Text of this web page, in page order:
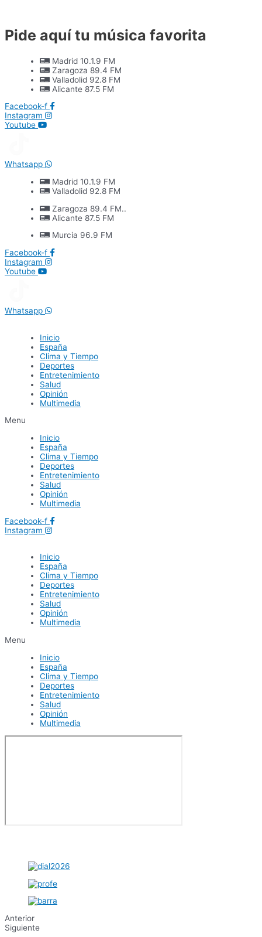
contenido
Pide aquí tu música favorita
Madrid 10.1.9 FM
Zaragoza 89.4 FM
Valladolid 92.8 FM
Alicante 87.5 FM
Facebook-f
Instagram
Youtube
Whatsapp
Madrid 10.1.9 FM
Valladolid 92.8 FM
Zaragoza 89.4 FM..
Alicante 87.5 FM
Murcia 96.9 FM
Facebook-f
Instagram
Youtube
Whatsapp
Inicio
España
Clima y Tiempo
Deportes
Entretenimiento
Salud
Opinión
Multimedia
Menu
Inicio
España
Clima y Tiempo
Deportes
Entretenimiento
Salud
Opinión
Multimedia
Facebook-f
Instagram
Inicio
España
Clima y Tiempo
Deportes
Entretenimiento
Salud
Opinión
Multimedia
Menu
Inicio
España
Clima y Tiempo
Deportes
Entretenimiento
Salud
Opinión
Multimedia
Anterior
Siguiente